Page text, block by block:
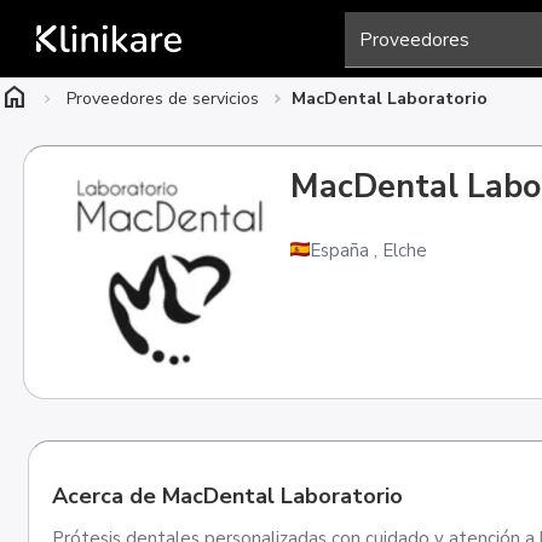
home Proveedores de servicios MacDental Laboratorio
MacDental
España , Elche
Acerca de MacDental Laboratorio